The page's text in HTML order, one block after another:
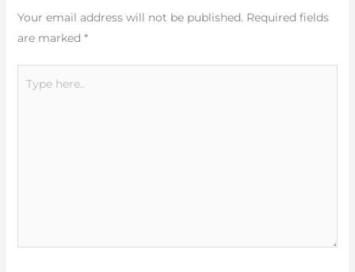
Your email address will not be published. Required fields
are marked *
here..